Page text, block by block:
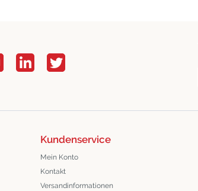
Kundenservice
Mein Konto
Kontakt
Versandinformationen